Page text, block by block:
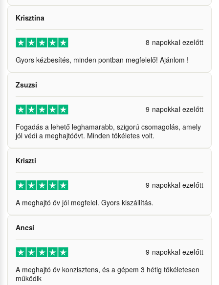
Krisztina
8 napokkal ezelőtt
Gyors kézbesítés, minden pontban megfelelő! Ajánlom !
Zsuzsi
9 napokkal ezelőtt
Fogadás a lehető leghamarabb, szigorú csomagolás, amely
jól védi a meghajtóövt. Minden tökéletes volt.
Kriszti
9 napokkal ezelőtt
A meghajtó öv jól megfelel. Gyors kiszállítás.
Ancsi
9 napokkal ezelőtt
A meghajtó öv konzisztens, és a gépem 3 hétig tökéletesen
működik